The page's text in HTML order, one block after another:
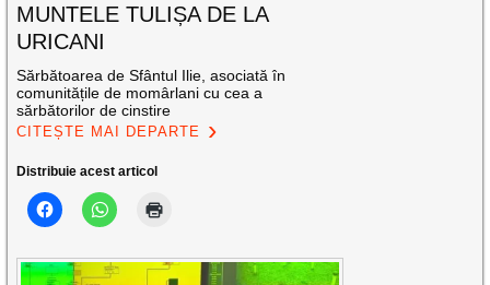
MUNTELE TULIȘA DE LA
URICANI
Sărbătoarea de Sfântul Ilie, asociată în
comunitățile de momârlani cu cea a
sărbătorilor de cinstire
CITEȘTE MAI DEPARTE
Distribuie acest articol